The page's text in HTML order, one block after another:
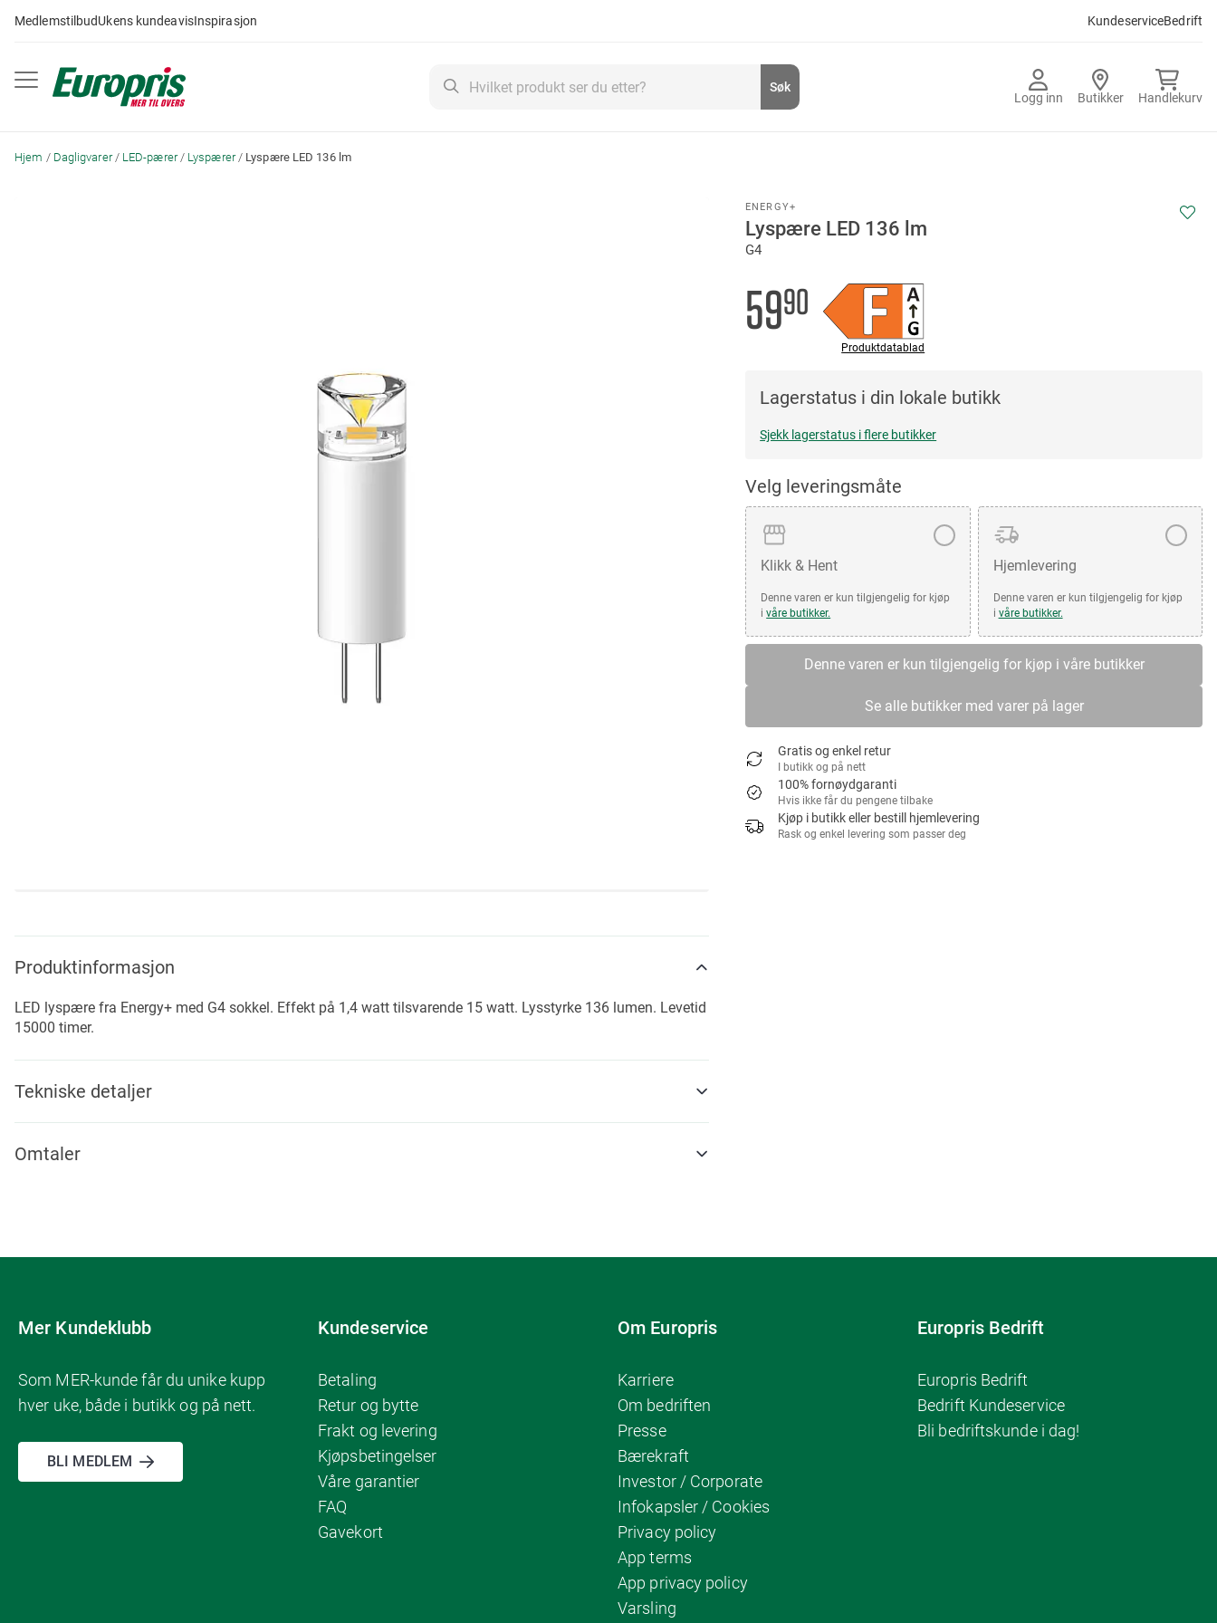
til
MedlemstilbudUkens kundeavisInspirasjon KundeserviceBedrift
Logg inn Butikker Handlekurv
Søk
Hjem Dagligvarer LED-pærer Lyspærer Lyspære LED 136 lm
ENERGY+
Lyspære LED 136 lm
G4
5990
Produktdatablad
Lagerstatus i din lokale butikk
Sjekk lagerstatus i flere butikker
Velg leveringsmåte
Klikk & Hent
Denne varen er kun tilgjengelig for kjøp
ivåre butikker.
Hjemlevering
Denne varen er kun tilgjengelig for kjøp
i våre butikker.
Denne varen er kun tilgjengelig for kjøp i våre butikker
Se alle butikker med varer på lager
Gratis og enkel retur
I butikk og på nett
100% fornøydgaranti
Hvis ikke får du pengene tilbake
Kjøp i butikk eller bestill hjemlevering
Rask og enkel levering som passer deg
the
beginning
the
images
Produktinformasjon
LED lyspære fra Energy+ med G4 sokkel. Effekt på 1,4 watt tilsvarende 15 watt. Lysstyrke 136 lumen. Levetid
15000 timer.
Tekniske detaljer
Omtaler
Mer Kundeklubb
Som MER-kunde får du unike kupp
hver uke, både i butikk og på nett.
BLI MEDLEM
Kundeservice
Betaling
Retur og bytte
Frakt og levering
Kjøpsbetingelser
Våre garantier
FAQ
Gavekort
Om Europris
Karriere
Om bedriften
Presse
Bærekraft
Investor / Corporate
Infokapsler / Cookies
Privacy policy
App terms
App privacy policy
Varsling
Europris Bedrift
Europris Bedrift
Bedrift Kundeservice
Bli bedriftskunde i dag!